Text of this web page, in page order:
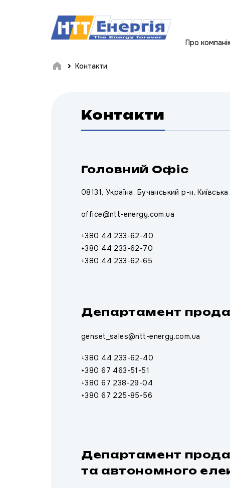
Про
Контакти
Контакти
Головний Офіс
08131, Україна, Бучанський р-н,
office@ntt-energy.com.ua
+380 44 233-62-40
+380 44 233-62-70
+380 44 233-62-65
Департамент
genset_sales@ntt-energy.com.ua
+380 44 233-62-40
+380 67 463-51-51
+380 67 238-29-04
+380 67 225-85-56
Департамент
та автономного